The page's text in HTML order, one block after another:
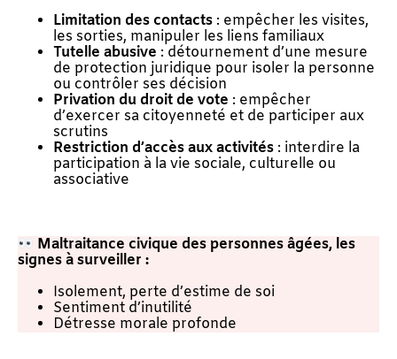
Limitation des contacts : empêcher les visites,
les sorties, manipuler les liens familiaux
Tutelle abusive : détournement d’une mesure
de protection juridique pour isoler la personne
ou contrôler ses décision
Privation du droit de vote : empêcher
d’exercer sa citoyenneté et de participer aux
scrutins
Restriction d’accès aux activités : interdire la
participation à la vie sociale, culturelle ou
associative
Maltraitance civique des personnes âgées, les
signes à surveiller :
Isolement, perte d’estime de soi
Sentiment d’inutilité
Détresse morale profonde